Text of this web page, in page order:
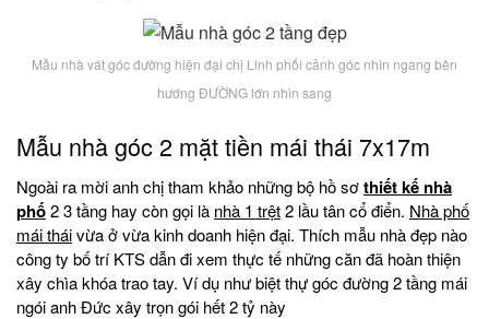
Mẫu nhà vát góc đường hiện đại chị Linh phối cảnh góc nhìn ngang bên
hướng ĐƯỜNG lớn nhìn sang
Mẫu nhà góc 2 mặt tiền mái thái 7x17m
Ngoài ra mời anh chị tham khảo những bộ hồ sơthiết kế nhà
phố2 3 tầng hay còn gọi là nhà 1 trệt2 lầu tân cổ điển. Nhà phố
mái tháivừa ở vừa kinh doanh hiện đại. Thích mẫu nhà đẹp nào
công ty bố trí KTS dẫn đi xem thực tế những căn đã hoàn thiện
xây chìa khóa trao tay. Ví dụ như biệt thự góc đường 2 tầng mái
ngói anh Đức xây trọn gói hết 2 tỷ này